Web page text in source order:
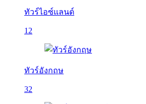
ทัวร์ไอซ์แลนด์
12
ทัวร์อังกฤษ
32